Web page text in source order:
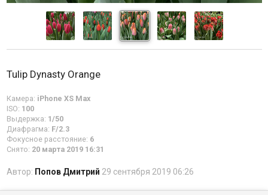
Tulip Dynasty Orange
Камера: iPhone XS Max
ISO: 100
Выдержка: 1/50
Диафрагма: F/2.3
Фокусное расстояние: 6
Снято: 20 марта 2019 16:31
Автор: Попов Дмитрий 29 сентября 2019 06:26